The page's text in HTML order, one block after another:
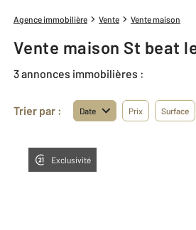
Agence immobilière Vente Vente maison
Vente maison St beat
3 annonces immobilières :
Trier par : Date Prix Surface
Exclusivité